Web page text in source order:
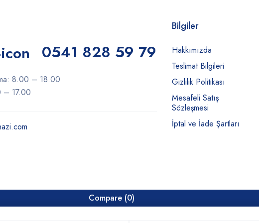
0541 828 59 79
8.00 – 18.00
– 17.00
Bilgiler
Hakkımızda
Teslimat Bilgileri
Gizlilik Politikası
Mesafeli Satış
Sözleşmesi
İptal ve İade Şartları
Compare (0)